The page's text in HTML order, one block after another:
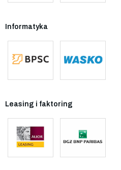
Informatyka
Leasing i faktoring